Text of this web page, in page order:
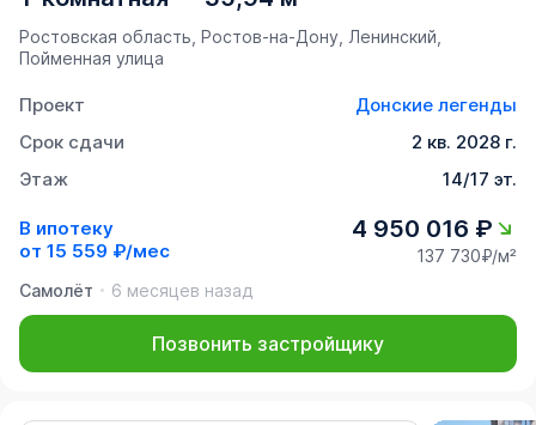
Ростовская область, Ростов-на-Дону, Ленинский,
Пойменная улица
Проект
Донские легенды
Срок сдачи
2 кв. 2028 г.
Этаж
14/17 эт.
В ипотеку
от 15 559 ₽/мес
4 950 016 ₽
137 730₽/м²
Самолёт
6 месяцев назад
Позвонить застройщику